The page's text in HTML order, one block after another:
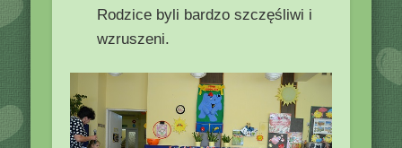
Rodzice byli bardzo szczęśliwi i
wzruszeni.